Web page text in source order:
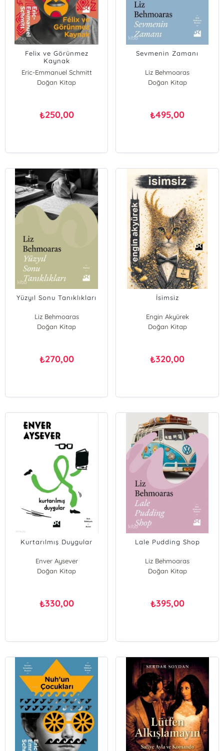
Felix ve Görünmez
Kaynak
Eric-Emmanuel Schmitt
Doğan Kitap
₺250,00
Sevmenin Zamanı
Liz Behmoaras
Doğan Kitap
₺495,00
Yüzyıl Sonu Tanıklıkları
Liz Behmoaras
Doğan Kitap
₺270,00
İsimsiz
Engin Akyürek
Doğan Kitap
₺320,00
Kurtarılmış Duygular
Enver Aysever
Doğan Kitap
₺330,00
Lale Pudding Shop
Liz Behmoaras
Doğan Kitap
₺395,00